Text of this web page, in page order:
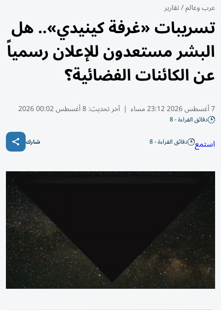
عرب وعالم/تقارير
تسريبات «غرفة كينيدي».. هل
البشر مستعدون للإعلان رسمياً
عن الكائنات الفضائية؟
7 أغسطس 2026 23:12 مساء | آخر تحديث:8 أغسطس 00:02 2026
دقائق القراءة - 8
استمع دقائق القراءة - 8 شارك